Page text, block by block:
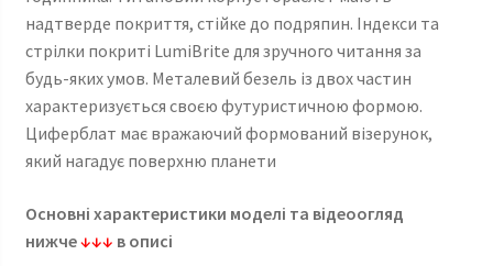
надтверде покриття, стійке до подряпин. Індекси та
стрілки покриті LumiBrite для зручного читання за
будь-яких умов. Металевий безель із двох частин
характеризується своєю футуристичною формою.
Циферблат має вражаючий формований візерунок,
який нагадує поверхню планети
Основні характеристики моделі та відеоогляд
нижче↓↓↓ в описі